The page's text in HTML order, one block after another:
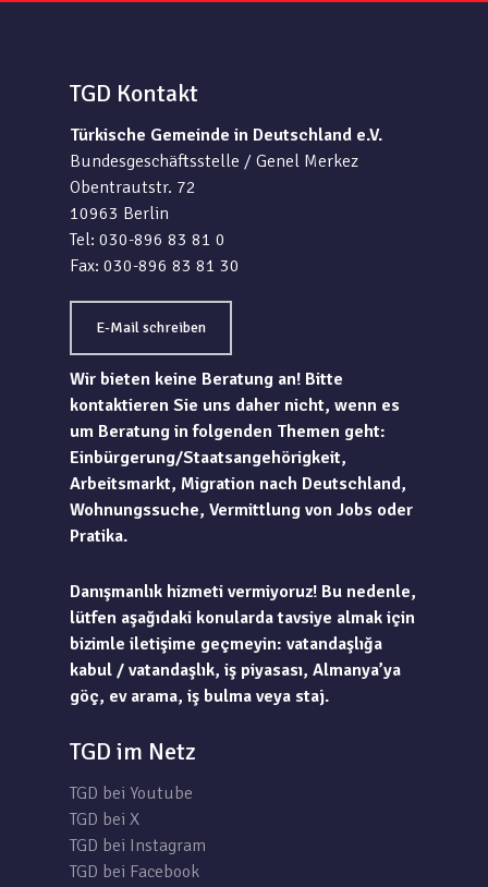
TGD Kontakt
Türkische Gemeinde in Deutschland e.V.
Bundesgeschäftsstelle / Genel Merkez
Obentrautstr. 72
10963 Berlin
Tel: 030-896 83 81 0
Fax: 030-896 83 81 30
E-Mail schreiben
Wir bieten keine Beratung an! Bitte
kontaktieren Sie uns daher nicht, wenn es
um Beratung in folgenden Themen geht:
Einbürgerung/Staatsangehörigkeit,
Arbeitsmarkt, Migration nach Deutschland,
Wohnungssuche, Vermittlung von Jobs oder
Pratika.
Danışmanlık hizmeti vermiyoruz! Bu nedenle,
lütfen aşağıdaki konularda tavsiye almak için
bizimle iletişime geçmeyin: vatandaşlığa
kabul / vatandaşlık, iş piyasası, Almanya’ya
göç, ev arama, iş bulma veya staj.
TGD im Netz
TGD bei Youtube
TGD bei X
TGD bei Instagram
TGD bei Facebook